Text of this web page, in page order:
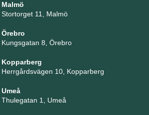
Malmö
Stortorget 11, Malmö
Örebro
Kungsgatan 8, Örebro
Kopparberg
Herrgårdsvägen 10, Kopparberg
Umeå
Thulegatan 1, Umeå